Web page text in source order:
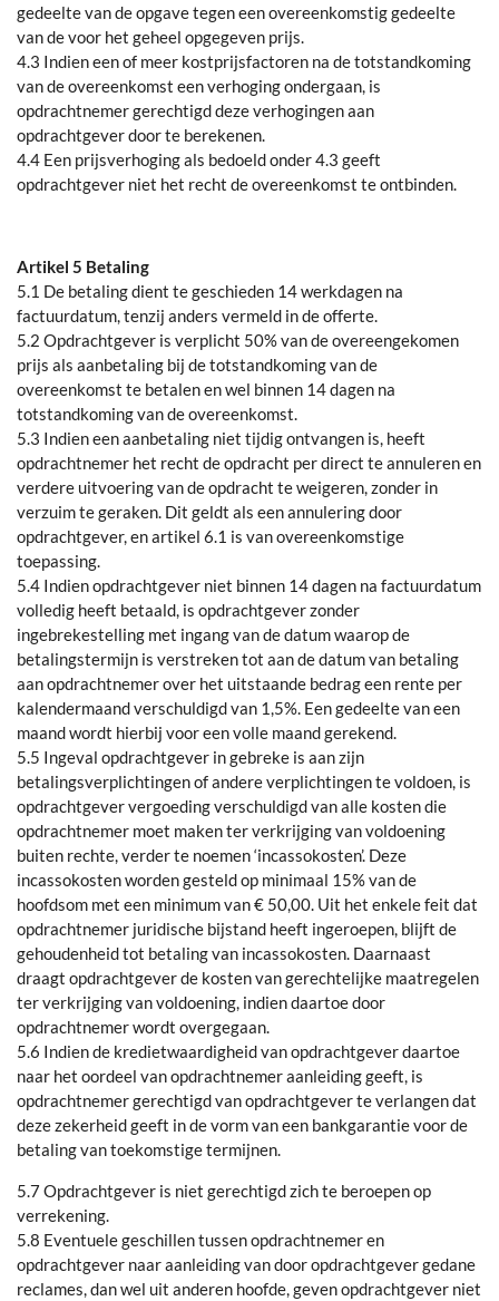
gedeelte van de opgave tegen een overeenkomstig gedeelte
van de voor het geheel opgegeven prijs.
4.3 Indien een of meer kostprijsfactoren na de totstandkoming
van de overeenkomst een verhoging ondergaan, is
opdrachtnemer gerechtigd deze verhogingen aan
opdrachtgever door te berekenen.
4.4 Een prijsverhoging als bedoeld onder 4.3 geeft
opdrachtgever niet het recht de overeenkomst te ontbinden.
Artikel 5 Betaling
5.1 De betaling dient te geschieden 14 werkdagen na
factuurdatum, tenzij anders vermeld in de offerte.
5.2 Opdrachtgever is verplicht 50% van de overeengekomen
prijs als aanbetaling bij de totstandkoming van de
overeenkomst te betalen en wel binnen 14 dagen na
totstandkoming van de overeenkomst.
5.3 Indien een aanbetaling niet tijdig ontvangen is, heeft
opdrachtnemer het recht de opdracht per direct te annuleren en
verdere uitvoering van de opdracht te weigeren, zonder in
verzuim te geraken. Dit geldt als een annulering door
opdrachtgever, en artikel 6.1 is van overeenkomstige
toepassing.
5.4 Indien opdrachtgever niet binnen 14 dagen na factuurdatum
volledig heeft betaald, is opdrachtgever zonder
ingebrekestelling met ingang van de datum waarop de
betalingstermijn is verstreken tot aan de datum van betaling
aan opdrachtnemer over het uitstaande bedrag een rente per
kalendermaand verschuldigd van 1,5%. Een gedeelte van een
maand wordt hierbij voor een volle maand gerekend.
5.5 Ingeval opdrachtgever in gebreke is aan zijn
betalingsverplichtingen of andere verplichtingen te voldoen, is
opdrachtgever vergoeding verschuldigd van alle kosten die
opdrachtnemer moet maken ter verkrijging van voldoening
buiten rechte, verder te noemen ‘incassokosten’. Deze
incassokosten worden gesteld op minimaal 15% van de
hoofdsom met een minimum van € 50,00. Uit het enkele feit dat
opdrachtnemer juridische bijstand heeft ingeroepen, blijft de
gehoudenheid tot betaling van incassokosten. Daarnaast
draagt opdrachtgever de kosten van gerechtelijke maatregelen
ter verkrijging van voldoening, indien daartoe door
opdrachtnemer wordt overgegaan.
5.6 Indien de kredietwaardigheid van opdrachtgever daartoe
naar het oordeel van opdrachtnemer aanleiding geeft, is
opdrachtnemer gerechtigd van opdrachtgever te verlangen dat
deze zekerheid geeft in de vorm van een bankgarantie voor de
betaling van toekomstige termijnen.
5.7 Opdrachtgever is niet gerechtigd zich te beroepen op
verrekening.
5.8 Eventuele geschillen tussen opdrachtnemer en
opdrachtgever naar aanleiding van door opdrachtgever gedane
reclames, dan wel uit anderen hoofde, geven opdrachtgever niet